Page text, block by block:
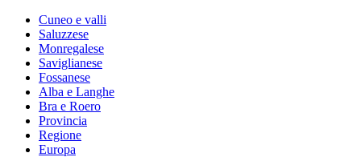
Cuneo e valli
Saluzzese
Monregalese
Saviglianese
Fossanese
Alba e Langhe
Bra e Roero
Provincia
Regione
Europa